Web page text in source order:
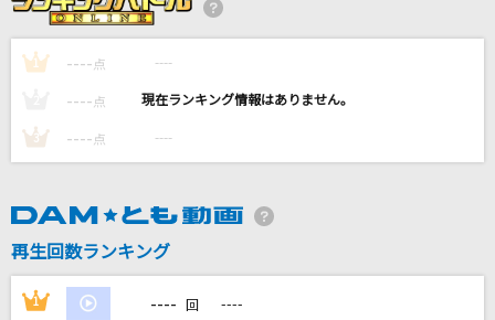
純恋愛のインゴット
tuki.
西城秀樹
Vaundy
[生音]HAPPY BIRTHDAY
back number
1 ---- 点 ----
---- 点 ----
3 ---- 点 ----
再生回数ランキング
1 ---- 回 ----